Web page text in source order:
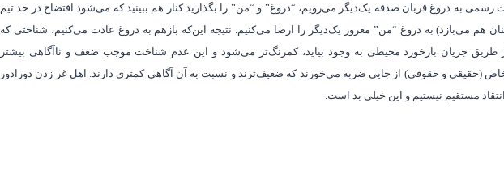
رسمی به دروغ قربان صدقه یکدیگر میرویم، “دروغ” و “من” را بگذارید کنار هم ببینید که میشود افتضاح در حد تیم
هم میبازد) به دروغ “من” مغرور یکدیگر را ارضا میکنیم. نتیجه اینکه بازهم به دروغ عادت میکنیم، شناختی که
طریق جریان بازخورد محیطی به وجود بیاید، کمرنگتر میشود و این عدم شناخت موجب ضعف و ناآگاهی بیشتر
(حقیقی و حقوقی) از جایی ضربه میخورند که ضعیفترند و نسبت به آن آگاهی کمتری دارند. اهل غر زدن دورادور
مستقیم نیستیم و این خیلی بد است.